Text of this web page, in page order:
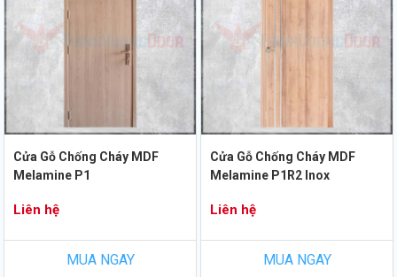
Cửa Gỗ Chống Cháy MDF
Melamine P1
Liên hệ
MUA NGAY
Cửa Gỗ Chống Cháy MDF
Melamine P1R2 Inox
Liên hệ
MUA NGAY